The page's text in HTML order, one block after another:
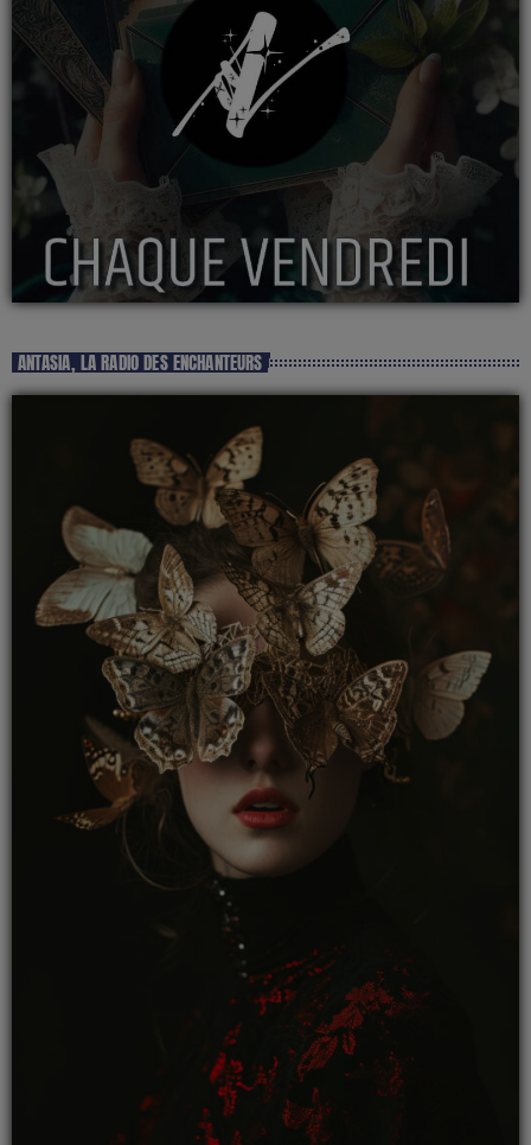
ANTASIA, LA RADIO DES ENCHANTEURS